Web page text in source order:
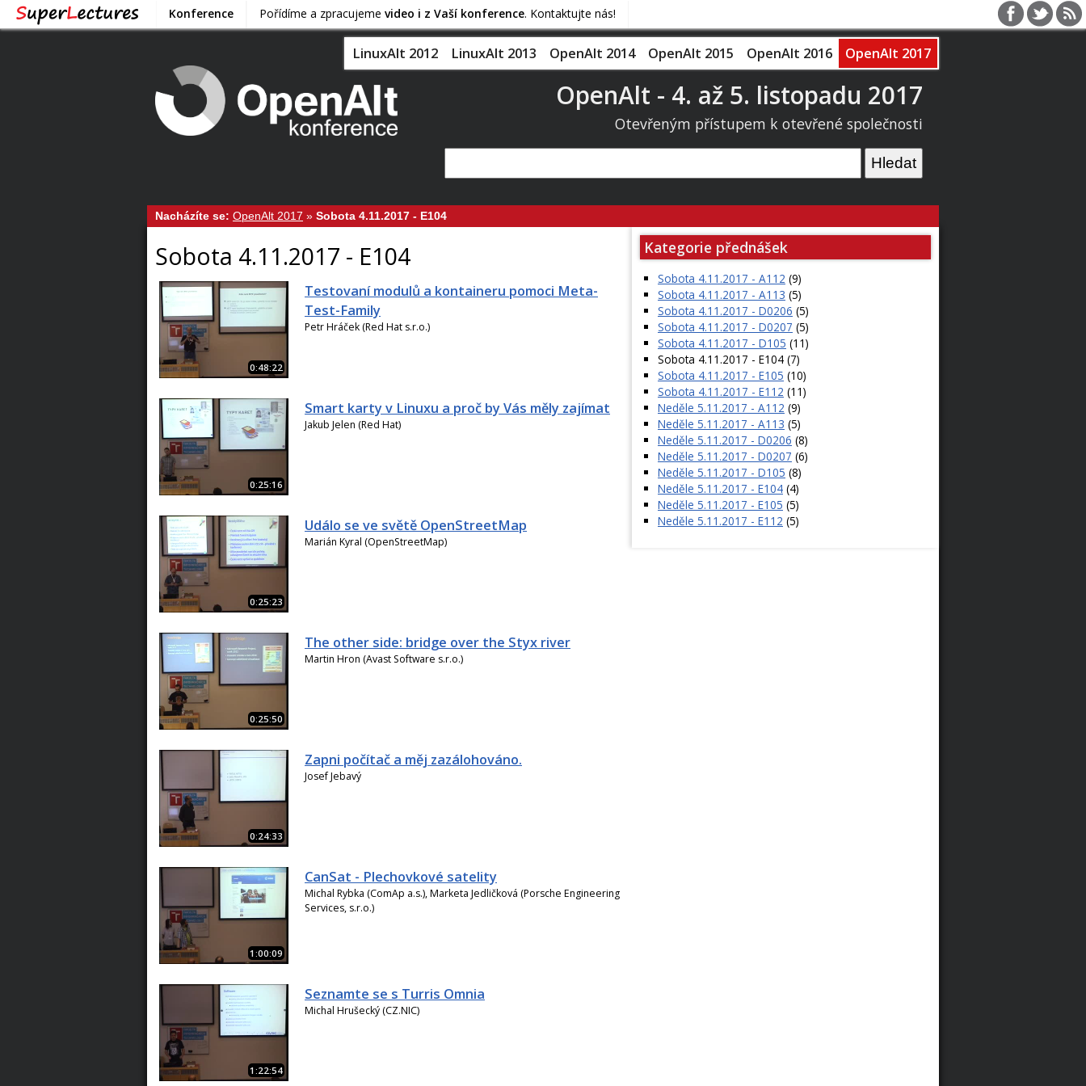
Konference Pořídíme a zpracujeme video i z Vaší konference. Kontaktujte nás!
LinuxAlt 2012 LinuxAlt 2013 OpenAlt 2014 OpenAlt 2015 OpenAlt 2016 OpenAlt 2017
OpenAlt - 4. až 5. listopadu 2017
Otevřeným přístupem k otevřené společnosti
Nacházíte se: OpenAlt 2017 » Sobota 4.11.2017 - E104
Sobota 4.11.2017 - E104
0:48:22
Testovaní modulů a kontaineru pomoci Meta-
Test-Family
Petr Hráček (Red Hat s.r.o.)
0:25:16
Smart karty v Linuxu a proč by Vás měly zajímat
Jakub Jelen (Red Hat)
0:25:23
Událo se ve světě OpenStreetMap
Marián Kyral (OpenStreetMap)
0:25:50
The other side: bridge over the Styx river
Martin Hron (Avast Software s.r.o.)
0:24:33
Zapni počítač a měj zazálohováno.
Josef Jebavý
1:00:09
CanSat - Plechovkové satelity
Michal Rybka (ComAp a.s.), Marketa Jedličková (Porsche Engineering
Services, s.r.o.)
1:22:54
Seznamte se s Turris Omnia
Michal Hrušecký (CZ.NIC)
Kategorie přednášek
Sobota 4.11.2017 - A112 (9)
Sobota 4.11.2017 - A113 (5)
Sobota 4.11.2017 - D0206 (5)
Sobota 4.11.2017 - D0207 (5)
Sobota 4.11.2017 - D105 (11)
Sobota 4.11.2017 - E104 (7)
Sobota 4.11.2017 - E105 (10)
Sobota 4.11.2017 - E112 (11)
Neděle 5.11.2017 - A112 (9)
Neděle 5.11.2017 - A113 (5)
Neděle 5.11.2017 - D0206 (8)
Neděle 5.11.2017 - D0207 (6)
Neděle 5.11.2017 - D105 (8)
Neděle 5.11.2017 - E104 (4)
Neděle 5.11.2017 - E105 (5)
Neděle 5.11.2017 - E112 (5)